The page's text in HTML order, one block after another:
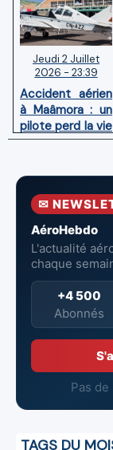
Jeudi 2 Juillet
2026 - 23:39
Accident aérien
à Maâmora : un
pilote perd la vie
en combat
incendie
✉
AéroHebdo
L'actualité
chaque
+4 500
Abonnés
Pas de
TAGS DU